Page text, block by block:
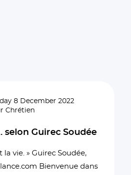
8 December 2022
Chrétien
selon Guirec Soudée
la vie. » Guirec Soudée,
Bienvenue dans